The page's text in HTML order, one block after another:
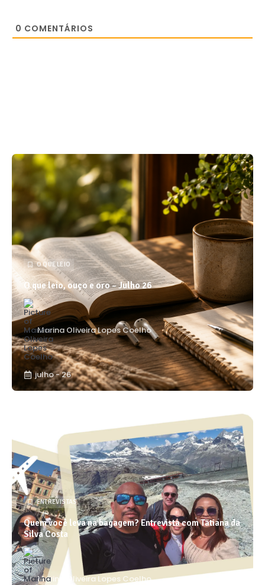
0 COMENTÁRIOS
O QUE LEIO
O que leio, ouço e oro – Julho 26
Marina Oliveira Lopes Coelho
julho - 26
ENTREVISTAS
Quem você leva na bagagem? Entrevista com Tatiana da
Silva Costa
Marina Oliveira Lopes Coelho